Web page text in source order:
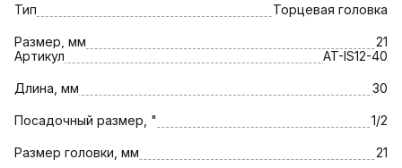
Тип Торцевая головка
Размер, мм
21
Артикул
AT-IS12-40
Длина, мм 30
Посадочный размер, " 1/2
Размер головки, мм 21